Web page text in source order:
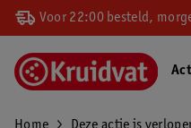
Voor 22:00 besteld,